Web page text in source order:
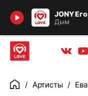
JONY
Дым
Найти
ГлавнаяАртисты